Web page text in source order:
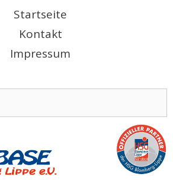
Startseite
Kontakt
Impressum